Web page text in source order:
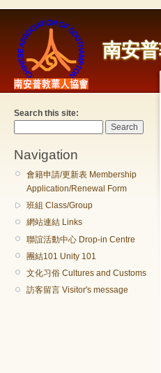
南安
Search this site:
Navigation
會籍申請/更新表 Membership
Application/Renewal Form
班組 Class/Group
網站連結 Links
聯誼活動中心 Drop-in Centre
團結101 Unity 101
文化习俗 Cultures and Customs
訪客留言 Visitor's message